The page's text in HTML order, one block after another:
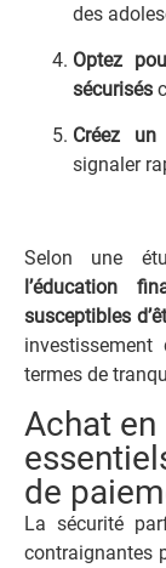
des
Optez
sécurisés
Créez
signaler
Selon une
l’éducation
susceptibles
termes de
Achat
de
La sécurité
contraignantes